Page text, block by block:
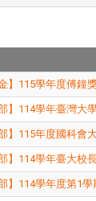
金】115學年度傅鐘
部】114學年臺灣
部】115年度國科會
部】114學年臺大校
部】114學年度第1